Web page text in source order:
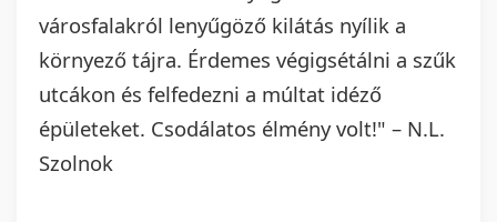
városfalakról lenyűgöző kilátás nyílik a
környező tájra. Érdemes végigsétálni a szűk
utcákon és felfedezni a múltat idéző
épületeket. Csodálatos élmény volt!" – N.L.
Szolnok